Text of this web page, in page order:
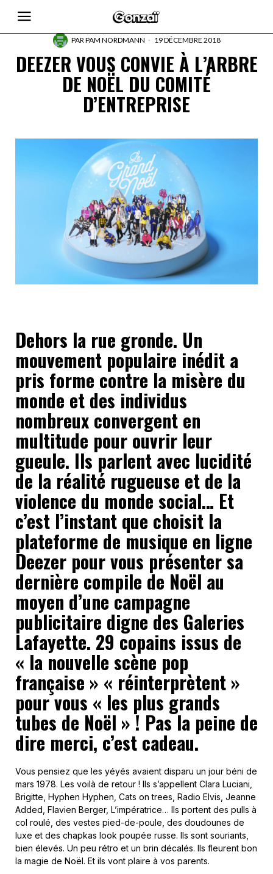
PARPAM NORDMANN 19 DÉCEMBRE 2018
DEEZER VOUS CONVIE À L’ARBRE
DE NOËL DU COMITÉ
D’ENTREPRISE
Dehors la rue gronde. Un
mouvement populaire inédit a
pris forme contre la misère du
monde et des individus
nombreux convergent en
multitude pour ouvrir leur
gueule. Ils parlent avec lucidité
de la réalité rugueuse et de la
violence du monde social… Et
c’est l’instant que choisit la
plateforme de musique en ligne
Deezer pour vous présenter sa
dernière compile de Noël au
moyen d’une campagne
publicitaire digne des Galeries
Lafayette. 29 copains issus de
« la nouvelle scène pop
française » « réinterprètent »
pour vous « les plus grands
tubes de Noël » ! Pas la peine de
dire merci, c’est cadeau.
Vous pensiez que les yéyés avaient disparu un jour béni de
mars 1978. Les voilà de retour ! Ils s’appellent Clara Luciani,
Brigitte, Hyphen Hyphen, Cats on trees, Radio Elvis, Jeanne
Added, Flavien Berger, L’impératrice… Ils portent des pulls à
col roulé, des vestes pied-de-poule, des doudounes de
luxe et des chapkas look poupée russe. Ils sont souriants,
bien élevés. Un peu rétro et un brin décalés. Ils fleurent bon
la magie de Noël. Et ils vont plaire à vos parents.